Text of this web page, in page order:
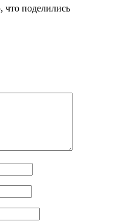
что поделились